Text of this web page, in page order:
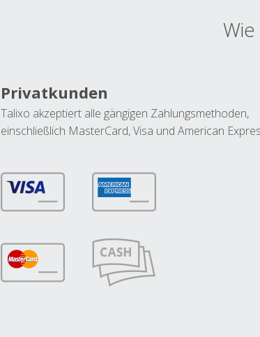
Privatkunden
Talixo akzeptiert alle gängigen Zahlungsmethoden,
einschließlich MasterCard, Visa und American